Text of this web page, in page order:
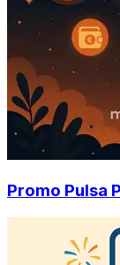
Promo Pulsa